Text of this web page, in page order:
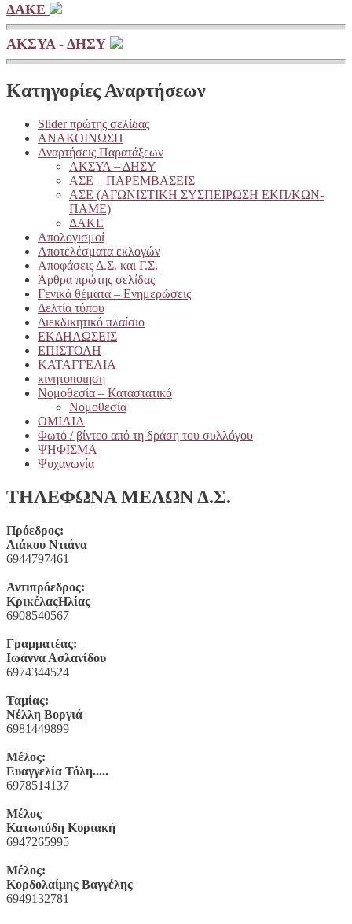
ΔΑΚΕ
ΑΚΣΥΑ - ΔΗΣΥ
Κατηγορίες Αναρτήσεων
Slider πρώτης σελίδας
ΑΝΑΚΟΙΝΩΣΗ
Αναρτήσεις Παρατάξεων
ΑΚΣΥΑ – ΔΗΣΥ
ΑΣΕ – ΠΑΡΕΜΒΑΣΕΙΣ
ΑΣΕ (ΑΓΩΝΙΣΤΙΚΗ ΣΥΣΠΕΙΡΩΣΗ ΕΚΠ/ΚΩΝ-
ΠΑΜΕ)
ΔΑΚΕ
Απολογισμοί
Αποτελέσματα εκλογών
Αποφάσεις Δ.Σ. και Γ.Σ.
Άρθρα πρώτης σελίδας
Γενικά θέματα – Ενημερώσεις
Δελτία τύπου
Διεκδικητικό πλαίσιο
ΕΚΔΗΛΩΣΕΙΣ
ΕΠΙΣΤΟΛΗ
ΚΑΤΑΓΓΕΛΙΑ
κινητοποιηση
Νομοθεσία – Καταστατικό
Νομοθεσία
ΟΜΙΛΙΑ
Φωτό / βίντεο από τη δράση του συλλόγου
ΨΗΦΙΣΜΑ
Ψυχαγωγία
ΤΗΛΕΦΩΝΑ ΜΕΛΩΝ Δ.Σ.
Πρόεδρος:
Λιάκου Ντιάνα
6944797461
Αντιπρόεδρος:
ΚρικέλαςΗλίας
6908540567
Γραμματέας:
Ιωάννα Ασλανίδου
6974344524
Ταμίας:
Νέλλη Βοργιά
6981449899
Μέλος:
Ευαγγελία Τόλη.....
6978514137
Μέλος
Κατωπόδη Κυριακή
6947265995
Μέλος:
Κορδολαίμης Βαγγέλης
6949132781